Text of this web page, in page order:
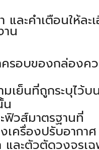
ละคำเตือนให้ละ
น
รอบของกล่องค
มเย็นที่ถูกระบุไว้บ
น
ฟิวส์มาตรฐานที่
ครื่องปรับอากาศ
ละตัวตัดวงจรเฉ